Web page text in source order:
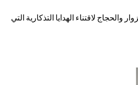
لاقتناء الهدايا التذكارية التي